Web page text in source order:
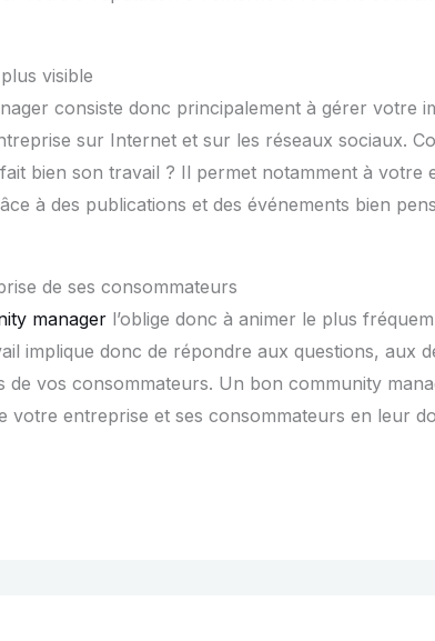
visible
consiste donc principalement à gérer votre
sur Internet et sur les réseaux sociaux.
bien son travail ? Il permet notamment à votre
à des publications et des événements bien
de ses consommateurs
managerl’oblige donc à animer le plus
implique donc de répondre aux questions, aux
de vos consommateurs. Un bon community
votre entreprise et ses consommateurs en leur